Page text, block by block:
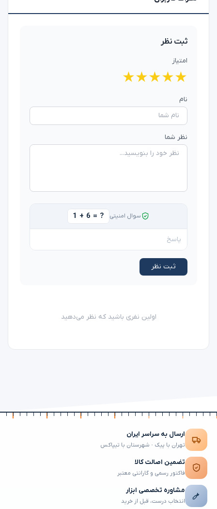
ثبت نظر
امتیاز
★
★
★
★
★
نام
نظر شما
سوال امنیتی 1 + 6 = ?
ثبت نظر
اولین نفری باشید که نظر می‌دهید
ارسال به سراسر ایران
تهران با پیک · شهرستان با تیپاکس
تضمین اصالت کالا
فاکتور رسمی و گارانتی معتبر
مشاوره تخصصی ابزار
انتخاب درست، قبل از خرید